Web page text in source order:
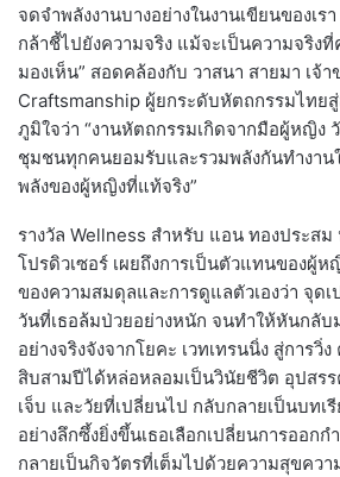
จดจำพลังงานบางอย่างในงานเขียนของเ
กล้าชี้ไปยังความจริง แม้จะเป็นความจริง
มองเห็น” สอดคล้องกับ วาสนา สายมา เจ้า
Craftsmanship ผู้ยกระดับหัตถกรรมไทย
ภูมิใจว่า “งานหัตถกรรมเกิดจากมือผู้หญิง
ชุมชนทุกคนยอมรับและรวมพลังกันทำงาน
พลังของผู้หญิงที่แท้จริง”
รางวัล Wellness สำหรับ แอน ทองประส
โปรดิวเซอร์ เผยถึงการเป็นตัวแทนของผู้
ของความสมดุลและการดูแลตัวเองว่า จุด
วันที่เธอล้มป่วยอย่างหนัก จนทำให้หันกลับ
อย่างจริงจังจากโยคะ เวทเทรนนิ่ง สู่การวิ่
สิบสามปีได้หล่อหลอมเป็นวินัยชีวิต อุปสรร
เจ็บ และวัยที่เปลี่ยนไป กลับกลายเป็นบทเรี
อย่างลึกซึ้งยิ่งขึ้นเธอเลือกเปลี่ยนการออก
กลายเป็นกิจวัตรที่เต็มไปด้วยความสุขคว